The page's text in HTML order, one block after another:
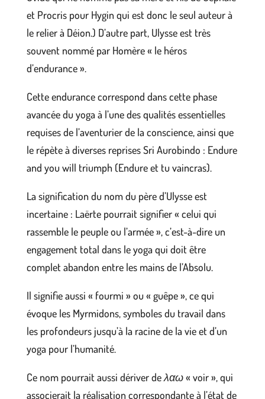
et Procris pour Hygin qui est donc le seul auteur à
le relier à Déion.) D’autre part, Ulysse est très
souvent nommé par Homère « le héros
d’endurance ».
Cette endurance correspond dans cette phase
avancée du yoga à l’une des qualités essentielles
requises de l’aventurier de la conscience, ainsi que
le répète à diverses reprises Sri Aurobindo : Endure
and you will triumph (Endure et tu vaincras).
La signification du nom du père d’Ulysse est
incertaine : Laërte pourrait signifier « celui qui
rassemble le peuple ou l’armée », c’est-à-dire un
engagement total dans le yoga qui doit être
complet abandon entre les mains de l’Absolu.
Il signifie aussi « fourmi » ou « guêpe », ce qui
évoque les Myrmidons, symboles du travail dans
les profondeurs jusqu’à la racine de la vie et d’un
yoga pour l’humanité.
Ce nom pourrait aussi dériver deλαω« voir », qui
associerait la réalisation correspondante à l’état de